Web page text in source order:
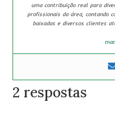
uma contribuição real para
profissionais da área, contando
baixadas e diversos clientes
2 respostas